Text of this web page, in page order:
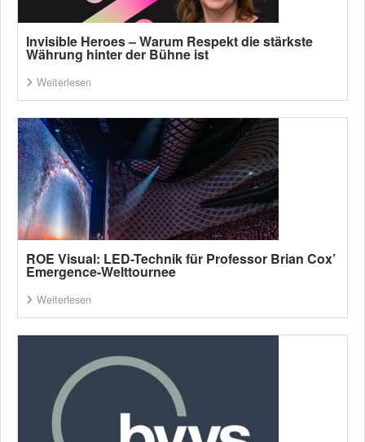
Invisible Heroes – Warum Respekt die stärkste
Währung hinter der Bühne ist
Weiterlesen
ROE Visual: LED-Technik für Professor Brian Cox’
Emergence-Welttournee
Weiterlesen